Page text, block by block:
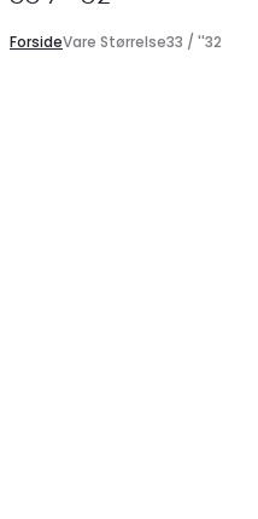
ForsideVare Størrelse33 / ''32